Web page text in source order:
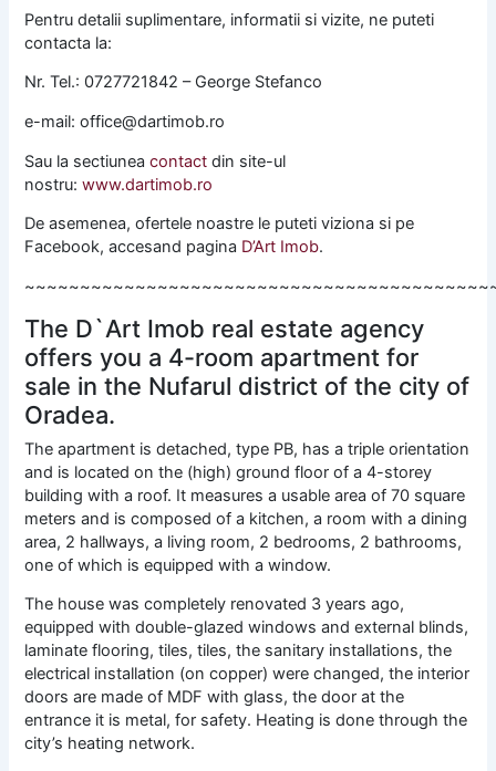
Pentru detalii suplimentare, informatii si vizite, ne puteti
contacta la:
Nr. Tel.: 0727721842 – George Stefanco
e-mail: office@dartimob.ro
Sau la sectiuneacontact din site-ul
nostru:www.dartimob.ro
De asemenea, ofertele noastre le puteti viziona si pe
Facebook, accesand pagina D’Art Imob.
The D`Art Imob real estate agency
offers you a 4-room apartment for
sale in the Nufarul district of the city of
Oradea.
The apartment is detached, type PB, has a triple orientation
and is located on the (high) ground floor of a 4-storey
building with a roof. It measures a usable area of 70 square
meters and is composed of a kitchen, a room with a dining
area, 2 hallways, a living room, 2 bedrooms, 2 bathrooms,
one of which is equipped with a window.
The house was completely renovated 3 years ago,
equipped with double-glazed windows and external blinds,
laminate flooring, tiles, tiles, the sanitary installations, the
electrical installation (on copper) were changed, the interior
doors are made of MDF with glass, the door at the
entrance it is metal, for safety. Heating is done through the
city’s heating network.